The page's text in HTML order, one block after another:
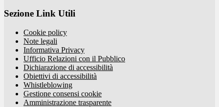
Sezione Link Utili
Cookie policy
Note legali
Informativa Privacy
Ufficio Relazioni con il Pubblico
Dichiarazione di accessibilità
Obiettivi di accessibilità
Whistleblowing
Gestione consensi cookie
Amministrazione trasparente